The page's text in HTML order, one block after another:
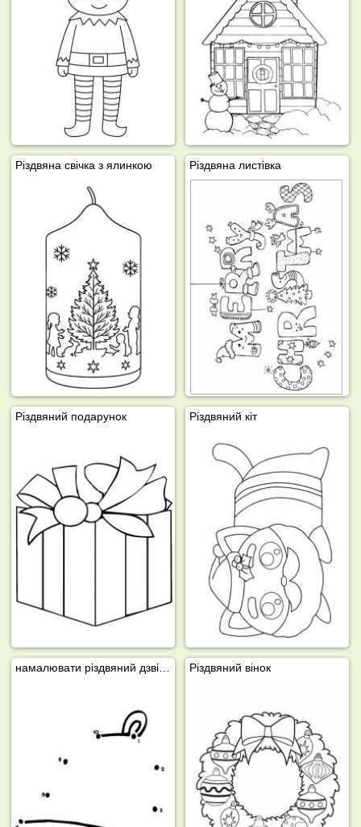
Різдвяна свічка з ялинкою Різдвяна листівка
Різдвяний подарунок Різдвяний кіт
Різдвяний вінок